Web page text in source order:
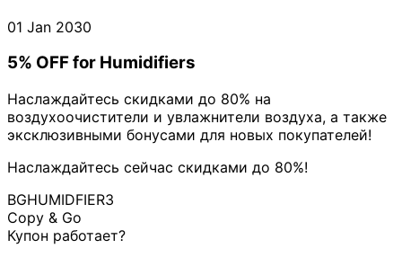
01 Jan 2030
5% OFF for Humidifiers
Наслаждайтесь скидками до 80% на
воздухоочистители и увлажнители воздуха, а также
эксклюзивными бонусами для новых покупателей!
Наслаждайтесь сейчас скидками до 80%!
BGHUMIDFIER3
Copy & Go
Купон работает?